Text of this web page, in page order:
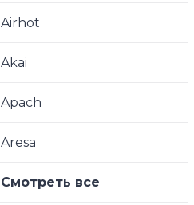
Airhot
Akai
Apach
Aresa
Смотреть все